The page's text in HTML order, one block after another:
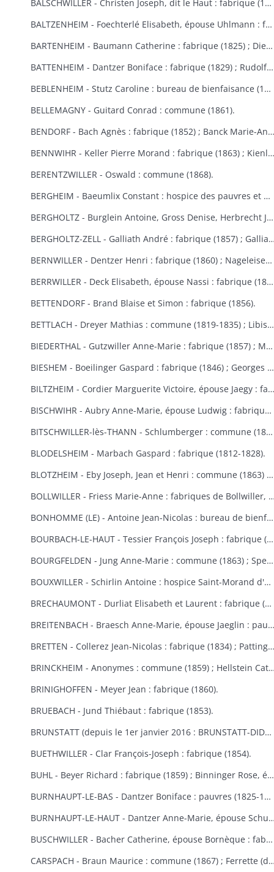
BALSCHWILLER - Christen Joseph, dit le Haut : fabrique (1853).
BALTZENHEIM - Foechterlé Elisabeth, épouse Uhlmann : fabrique (1851) ; Klinger Jean : fabrique (1851).
BARTENHEIM - Baumann Catherine : fabrique (1825) ; Dietschi Anne-Marie, épouse Kirchherr : fabrique (1840) ; Epinay (d') Nicolas : commune (1824-1829) ; Erblang Joseph et Loll Ursule, épouse Erblang : fabrique (1840) ; Hassler Catherine : fabrique (1833) ; Hertzog Grégoire et Catherine : fabrique (1838) ; Kaiflin Anne-Marie, épouse Arnolt : fabrique (1825-1829) ; Kielwasser Marie-Anne : fabrique (1832) ; Koenig Antoine, Kaifflin Jacques : fabrique (1838) ; Koenig Ursule : fabrique (1829) ; Koenig Jean-Georges : fabrique (1832) ; Landauer Anne et Madeleine : fabrique (1833) ; Marquart Michel et Tschill Catherine, épouse Marquart : fabrique (1821) ; Schibeny Louis, Jacques et Jean : fabrique (1821) ; Schultz Jeanne, épouse Kanengieser : fabrique (1840) ; Studer Marie Ursule, épouse Wild : fabrique (1832) ; Walch Anne-Marie, épouse Lang : fabrique (1829).
BATTENHEIM - Dantzer Boniface : fabrique (1829) ; Rudolf : commune (1845).
BEBLENHEIM - Stutz Caroline : bureau de bienfaisance (1865-1866).
BELLEMAGNY - Guitard Conrad : commune (1861).
BENDORF - Bach Agnès : fabrique (1852) ; Banck Marie-Anne : commune (1860).
BENNWIHR - Keller Pierre Morand : fabrique (1863) ; Kienlen François Joseph : fabrique (1864) ; Simon Jean André : fabrique (1864).
BERENTZWILLER - Oswald : commune (1868).
BERGHEIM - Baeumlix Constant : hospice des pauvres et bureau de bienfaisance (1868) ; Blumberger Catherine, épouse Spiehlmann : hospice (1854) ; Bisch Catherine, Burruth Ursule : fabrique (1826) ; Dreyfus Salomon : pauvres israélites (1867) ; Einholtz Clément et Antoine : hospice (1833) ; Fleury Marie-Anne, épouse Schmitt : fabrique (1847) ; Frantz Louis : fabrique (1830) ; Fuchs Marie-Louise : fabrique (1809-1813) ; Gerber Georges : bureau de bienfaisance et fabrique (1869-1870) ; Graber Hélène : fabrique et bureau de bienfaisance (1831) ; Graber Jacobé, épouse Maderer : fabrique (1830) ; Herb Joseph : fabrique et hospice (1813-1826) ; Kauffeisen : pauvres (1828) ; Leiehel Martin : bureau de bienfaisance (1869) ; Rumpler Clément : hospice (1841) ; Schmitt Joseph : hospice (1852) ; Schuler Catherine : fabrique (1868) ; Spihlmann Barbe : fabrique (1859) ; Thomas Madeleine : fabrique et pauvres (1841) ; Troestler Joseph : fabrique (1865) ; Umbdenstock Maximin : fabrique (1850) ; Untz Madeleine : fabrique (1869) ; Windoltz Thérèse : fabrique (1847) : Zimmermann Anne-Marie : hospice (1833).
BERGHOLTZ - Burglein Antoine, Gross Denise, Herbrecht Joseph, Peter Joseph, Tresch Maurice, Zissler Xavier : commune (1844) ; Kuntz Charles : fabrique (1867) ; Ruck Michel, Schill Marie-Anne : fabrique (1866).
BERGHOLTZ-ZELL - Galliath André : fabrique (1857) ; Galliath Joseph : fabrique (1830) ; Koch Joseph : fabrique (1832) ; Meyer Madeleine : fabrique (1868) ; Reck Nicolas : commune (1861) ; Riegert Françoise, épouse Striess : fabrique (1856) ; Steyer Joseph : fabrique (1859) ; Strich Sébastien : fabrique (1839).
BERNWILLER - Dentzer Henri : fabrique (1860) ; Nageleisen Michel : fabrique (1857).
BERRWILLER - Deck Elisabeth, épouse Nassi : fabrique (1838) ; Freyburger Brigitte, épouse Neff : fabrique (1836) ; Koehl Brigitte, épouse Wintenberger : fabrique (1841) ; Nass Marie-Anne, épouse Muller : fabrique (1825) ; Schmitt Jean : fabrique (1838) ; Stocker Thibaud : fabrique (1855) ; Weinmann Thiébaut : fabriques de Berrwiller et Riedisheim (1850) ; Woehl Blaise : fabrique (1825) ; Wolffelsberger Anne-Marie et Anastase : fabrique (1840-1842) .
BETTENDORF - Brand Blaise et Simon : fabrique (1856).
BETTLACH - Dreyer Mathias : commune (1819-1835) ; Libis Anne-Marie : fabrique (1854) ; Springenfeld Jacques : commune (1819).
BIEDERTHAL - Gutzwiller Anne-Marie : fabrique (1857) ; Martin Jacques : fabrique et école (1848).
BIESHEM - Boeilinger Gaspard : fabrique (1846) ; Georges Agathe : fabrique (1852) ; Kuettler Marie-Anne, épouse Studer : fabrique (1828) ; Meglin Isidore : fabrique (1847) ; Schmitt Marie-Anne, épouse Gamp : fabrique (1841).
BILTZHEIM - Cordier Marguerite Victoire, épouse Jaegy : fabrique (1851).
BISCHWIHR - Aubry Anne-Marie, épouse Ludwig : fabrique (1854-1858) ; Broly Joseph : fabrique (1848) ; Frich Marie-Madeleine : fabrique (1852) ; Jourdain Marie-Claire, épouse Helmlinger : fabrique (1857-1860) ; Steib Mathias : commune (1852).
BITSCHWILLER-lès-THANN - Schlumberger : commune (1867).
BLODELSHEIM - Marbach Gaspard : fabrique (1812-1828).
BLOTZHEIM - Eby Joseph, Jean et Henri : commune (1863) ; Hertzog Jean Antoine : bureau de bienfaisance (1851) ; Moser Ursule : fabrique (1851) ; Rein Madeleine et Rein ?, épouse Berra : bureau de bienfaisance (1862-1867) ; Schermesser Guillaume : pauvres (1853) ; Thannberger Jean : commune (1861) ; Verger (de) Jean-Baptiste et de Noël Annette, épouse de Verger : pauvres (1853).
BOLLWILLER - Friess Marie-Anne : fabriques de Bollwiller, de Feldkirch et de Soultzmatt (1864).
BONHOMME (LE) - Antoine Jean-Nicolas : bureau de bienfaisance (1862-1865) ; Cowreau Jean-Baptiste : fabrique (1846-1857) ; Herque Marie, épouse Jeanclaude : commune (1855) ; Humbert Jean-Baptiste : fabrique (1859) ; Simon Jean-Baptiste (1846) ; Vautrinot Marie-Marguerite, épouse Sitte : pauvres (1853).
BOURBACH-LE-HAUT - Tessier François Joseph : fabrique (1853).
BOURGFELDEN - Jung Anne-Marie : commune (1863) ; Spenlihauer Christophe : commune (1869).
BOUXWILLER - Schirlin Antoine : hospice Saint-Morand d'Altkirch (1867) ; Stehlin François Joseph : fabriques de Bouxwiller et de Raedersdorf (1854).
BRECHAUMONT - Durliat Elisabeth et Laurent : fabrique (1851-1856) ; Gerber Catherine : fabrique (1860).
BREITENBACH - Braesch Anne-Marie, épouse Jaeglin : pauvres (1856) ; Wodey Martin : commune (1869).
BRETTEN - Collerez Jean-Nicolas : fabrique (1834) ; Pattingre : fabrique et pauvres (1828) ; Suisse Rémy : fabrique (1848).
BRINCKHEIM - Anonymes : commune (1859) ; Hellstein Catherine, épouse Spery, Spery Joseph : fabrique (1823) ; Stoecklin Joseph : fabrique (1828) ; Wespisser Bernard, Baumann Marie-Anne : fabrique (1820-1847).
BRINIGHOFFEN - Meyer Jean : fabrique (1860).
BRUEBACH - Jund Thiébaut : fabrique (1853).
BRUNSTATT (depuis le 1er janvier 2016 : BRUNSTATT-DIDENHEIM) - Moesch François Antoine : fabrique (1818) ; Schultz Antoine : fabrique (1856) ; Voegtlin Georges : fabrique (1862).
BUETHWILLER - Clar François-Joseph : fabrique (1854).
BUHL - Beyer Richard : fabrique (1859) ; Binninger Rose, épouse Jenny : fabrique (1823) ; Cladell Reine, Hoeblen Catherine, Keck Bernard, Marbach Joseph : fabrique (1850) ; Gilg Madeleine, épouse Beck : fabrique (1829) ; Gutschenreiter Dominique : fabrique (1853) ; Hiltenbrand Dominique : fabrique (1852) ; Kungler Dominique : fabrique (1851) ; Macbacher Joseph, Neyer Dominique, Niess Jean, Tenzinger Madeleine : fabrique (1850) ; Zeny Jean : fabrique (1848).
BURNHAUPT-LE-BAS - Dantzer Boniface : pauvres (1825-1830) ; Dantzer François Joseph : fabrique (1834).
BURNHAUPT-LE-HAUT - Dantzer Anne-Marie, épouse Schuler : fabrique (1825) ; Hirth Georges : fabrique (1853) ; Kroener Thiébaut, Schwebelin Elisabeth : fabrique (1841) ; Mackerer Louis : fabrique (1846) ; Schwebelen Catherine : pauvres (1870).
BUSCHWILLER - Bacher Catherine, épouse Bornèque : fabrique (1867-1869) ; Woog Nathan : communauté israélite (1869).
CARSPACH - Braun Maurice : commune (1867) ; Ferrette (de) Jean-Baptiste : pauvres (1832).